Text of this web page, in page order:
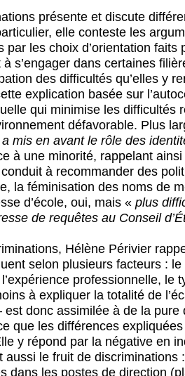
présente et discute
elle conteste les
les choix d’orientation faits
s’engager dans certaines
des difficultés qu’elles y
explication basée sur
qui minimise les difficultés
défavorable. Plus
mis en avant le rôle des
à une minorité, rappelant
à recommander des
la féminisation des noms de
d’école, oui, mais « plus
de requêtes au Conseil
Hélène Périvier
selon plusieurs facteurs :
professionnelle, le
à expliquer la totalité de
donc assimilée à de la
que les différences
y répond par la négative en
le fruit de discriminations
dans les postes de direction